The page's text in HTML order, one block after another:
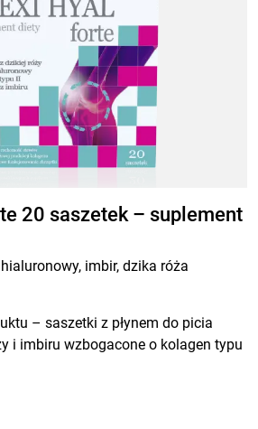
20 saszetek – suplement
imbir, dzika róża
– saszetki z płynem do picia
i imbiru wzbogacone o kolagen typu